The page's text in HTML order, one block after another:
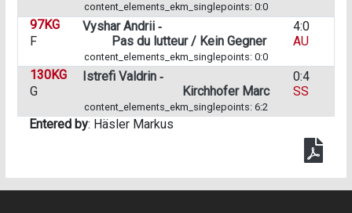
content_elements_ekm_singlepoints: 0:0
97KG Vyshar Andrii ‑
4:0
F
Pas du lutteur / Kein Gegner AU
content_elements_ekm_singlepoints: 0:0
130KG Istrefi Valdrin ‑
0:4
G
Kirchhofer Marc SS
content_elements_ekm_singlepoints: 6:2
Entered by: Häsler Markus